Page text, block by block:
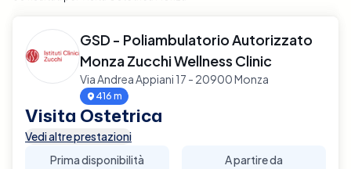
GSD - Poliambulatorio Autorizzato
Monza Zucchi Wellness Clinic
Via Andrea Appiani 17 - 20900 Monza
416 m
Visita Ostetrica
Vedi altre prestazioni
Prima disponibilità
A partire da